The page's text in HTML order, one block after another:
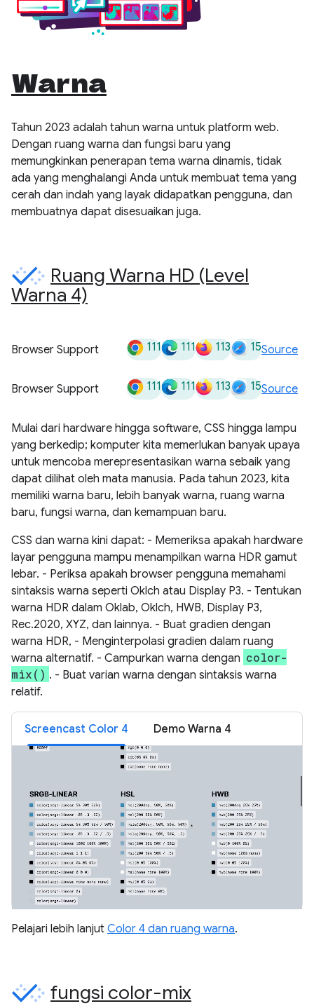
Warna
Tahun 2023 adalah tahun warna untuk platform web.
Dengan ruang warna dan fungsi baru yang
memungkinkan penerapan tema warna dinamis, tidak
ada yang menghalangi Anda untuk membuat tema yang
cerah dan indah yang layak didapatkan pengguna, dan
membuatnya dapat disesuaikan juga.
Ruang Warna HD (Level
Warna 4)
Browser Support 111 111 113 15Source
Browser Support 111 111 113 15Source
Mulai dari hardware hingga software, CSS hingga lampu
yang berkedip; komputer kita memerlukan banyak upaya
untuk mencoba merepresentasikan warna sebaik yang
dapat dilihat oleh mata manusia. Pada tahun 2023, kita
memiliki warna baru, lebih banyak warna, ruang warna
baru, fungsi warna, dan kemampuan baru.
CSS dan warna kini dapat: - Memeriksa apakah hardware
layar pengguna mampu menampilkan warna HDR gamut
lebar. - Periksa apakah browser pengguna memahami
sintaksis warna seperti Oklch atau Display P3. - Tentukan
warna HDR dalam Oklab, Oklch, HWB, Display P3,
Rec.2020, XYZ, dan lainnya. - Buat gradien dengan
warna HDR, - Menginterpolasi gradien dalam ruang
warna alternatif. - Campurkan warna dengan color-
mix() . - Buat varian warna dengan sintaksis warna
relatif.
Screencast Color 4 Demo Warna 4
Pelajari lebih lanjut Color 4 dan ruang warna.
fungsi color-mix